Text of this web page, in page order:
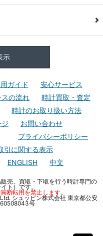
示
ガイド
安心サービス
の流れ
時計買取・査定
時計のお取り扱い方法
お問い合わせ
プライバシーポリシー
引に関する表示
ENGLISH 中文
売、買取・下取を行う時計専門の
ト）です。
断転用を禁止します。
シュッピン株式会社 東京都公安
号